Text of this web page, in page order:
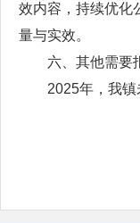
效内容，持续优化
量与实效。
六、其他需要
2025年，我镇